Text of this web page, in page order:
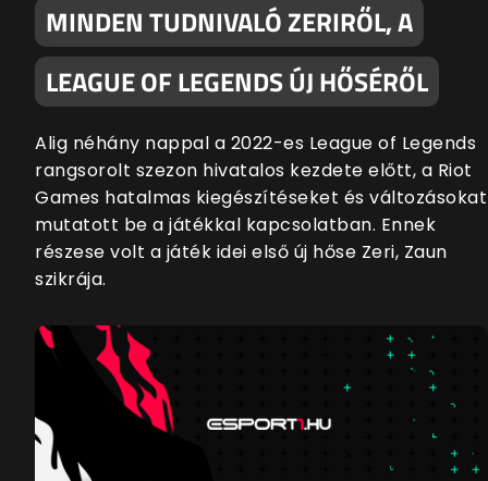
MINDEN TUDNIVALÓ ZERIRŐL, A
LEAGUE OF LEGENDS ÚJ HŐSÉRŐL
Alig néhány nappal a 2022-es League of Legends
rangsorolt szezon hivatalos kezdete előtt, a Riot
Games hatalmas kiegészítéseket és változásokat
mutatott be a játékkal kapcsolatban. Ennek
részese volt a játék idei első új hőse Zeri, Zaun
szikrája.